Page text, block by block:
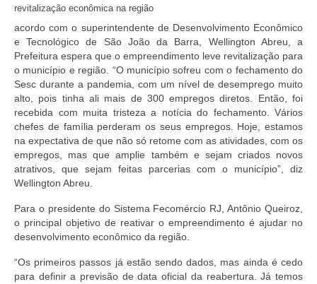
revitalização econômica na região
acordo com o superintendente de Desenvolvimento Econômico
e Tecnológico de São João da Barra, Wellington Abreu, a
Prefeitura espera que o empreendimento leve revitalização para
o município e região. “O município sofreu com o fechamento do
Sesc durante a pandemia, com um nível de desemprego muito
alto, pois tinha ali mais de 300 empregos diretos. Então, foi
recebida com muita tristeza a notícia do fechamento. Vários
chefes de família perderam os seus empregos. Hoje, estamos
na expectativa de que não só retome com as atividades, com os
empregos, mas que amplie também e sejam criados novos
atrativos, que sejam feitas parcerias com o município”, diz
Wellington Abreu.
Para o presidente do Sistema Fecomércio RJ, Antônio Queiroz,
o principal objetivo de reativar o empreendimento é ajudar no
desenvolvimento econômico da região.
“Os primeiros passos já estão sendo dados, mas ainda é cedo
para definir a previsão de data oficial da reabertura. Já temos